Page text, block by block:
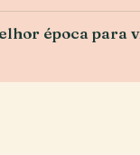
época para